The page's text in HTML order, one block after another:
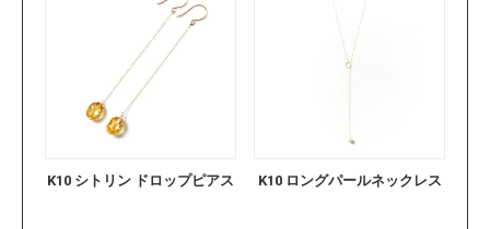
K10 シトリン ドロップピアス K10 ロングパールネックレス